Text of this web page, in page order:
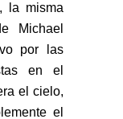
la misma
Michael
por las
en el
el cielo,
el